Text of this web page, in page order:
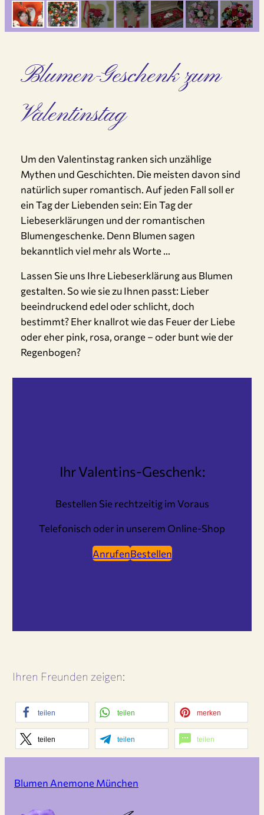
Blumen-Geschenk zum
Valentinstag
Um den Valentinstag ranken sich unzählige
Mythen und Geschichten. Die meisten davon sind
natürlich super romantisch. Auf jeden Fall soll er
ein Tag der Liebenden sein: Ein Tag der
Liebeserklärungen und der romantischen
Blumengeschenke. Denn Blumen sagen
bekanntlich viel mehr als Worte …
Lassen Sie uns Ihre Liebeserklärung aus Blumen
gestalten. So wie sie zu Ihnen passt: Lieber
beeindruckend edel oder schlicht, doch
bestimmt? Eher knallrot wie das Feuer der Liebe
oder eher pink, rosa, orange – oder bunt wie der
Regenbogen?
Ihr Valentins-Geschenk:
Bestellen Sie rechtzeitig im Voraus
Telefonisch oder in unserem Online-Shop
AnrufenBestellen
Ihren Freunden zeigen:
teilen teilen merken
teilen teilen teilen
Blumen Anemone München